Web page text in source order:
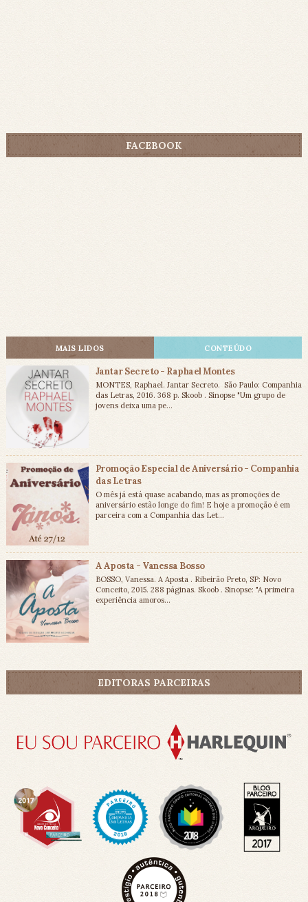
FACEBOOK
MAIS LIDOS CONTEÚDO
Jantar Secreto - Raphael Montes
MONTES, Raphael. Jantar Secreto. São Paulo: Companhia
das Letras, 2016. 368 p. Skoob . Sinopse "Um grupo de
jovens deixa uma pe...
Promoção Especial de Aniversário - Companhia
das Letras
O mês já está quase acabando, mas as promoções de
aniversário estão longe do fim! E hoje a promoção é em
parceira com a Companhia das Let...
A Aposta - Vanessa Bosso
BOSSO, Vanessa. A Aposta . Ribeirão Preto, SP: Novo
Conceito, 2015. 288 páginas. Skoob . Sinopse: "A primeira
experiência amoros...
EDITORAS PARCEIRAS